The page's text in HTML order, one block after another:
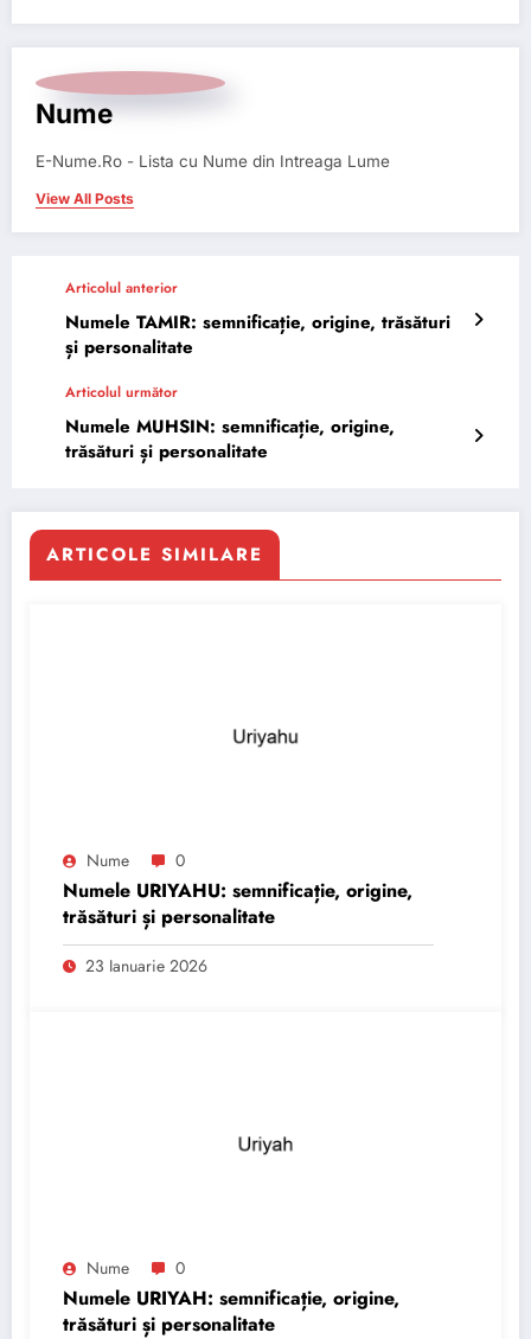
Nume
E-Nume.Ro - Lista cu Nume din Intreaga Lume
View All Posts
Articolul anterior
Numele TAMIR: semnificație, origine, trăsături
și personalitate
Articolul următor
Numele MUHSIN: semnificație, origine,
trăsături și personalitate
ARTICOLE SIMILARE
Nume 0
Numele URIYAHU: semnificație, origine,
trăsături și personalitate
23 Ianuarie 2026
Nume 0
Numele URIYAH: semnificație, origine,
trăsături și personalitate